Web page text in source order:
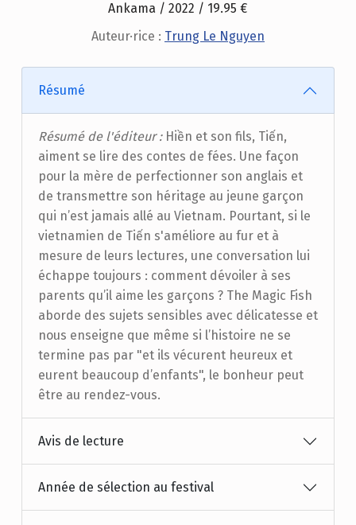
Ankama / 2022 / 19.95 €
Auteur·rice : Trung Le Nguyen
Résumé
Résumé de l'éditeur : Hiền et son fils, Tiến,
aiment se lire des contes de fées. Une façon
pour la mère de perfectionner son anglais et
de transmettre son héritage au jeune garçon
qui n’est jamais allé au Vietnam. Pourtant, si le
vietnamien de Tiến s'améliore au fur et à
mesure de leurs lectures, une conversation lui
échappe toujours : comment dévoiler à ses
parents qu’il aime les garçons ? The Magic Fish
aborde des sujets sensibles avec délicatesse et
nous enseigne que même si l’histoire ne se
termine pas par "et ils vécurent heureux et
eurent beaucoup d’enfants", le bonheur peut
être au rendez-vous.
Avis de lecture
Année de sélection au festival